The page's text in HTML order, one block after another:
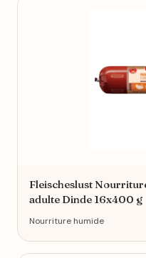
Fleischeslust
adulte Dinde 16x400 g
Nourriture humide